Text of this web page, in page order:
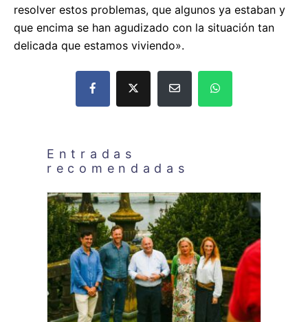
resolver estos problemas, que algunos ya estaban y
que encima se han agudizado con la situación tan
delicada que estamos viviendo».
Entradas
recomendadas